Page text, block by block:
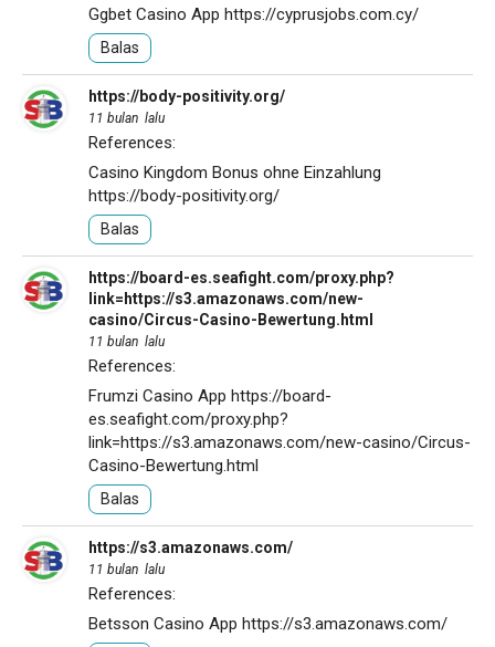
Ggbet Casino App https://cyprusjobs.com.cy/
Balas
https://body-positivity.org/
11 bulan lalu
References:
Casino Kingdom Bonus ohne Einzahlung
https://body-positivity.org/
Balas
https://board-es.seafight.com/proxy.php?
link=https://s3.amazonaws.com/new-
casino/Circus-Casino-Bewertung.html
11 bulan lalu
References:
Frumzi Casino App https://board-
es.seafight.com/proxy.php?
link=https://s3.amazonaws.com/new-casino/Circus-
Casino-Bewertung.html
Balas
https://s3.amazonaws.com/
11 bulan lalu
References:
Betsson Casino App https://s3.amazonaws.com/